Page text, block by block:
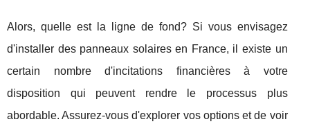
Alors, quelle est la ligne de fond? Si vous envisagez
d'installer des panneaux solaires en France, il existe un
certain nombre d'incitations financières à votre
disposition qui peuvent rendre le processus plus
abordable. Assurez-vous d'explorer vos options et de voir